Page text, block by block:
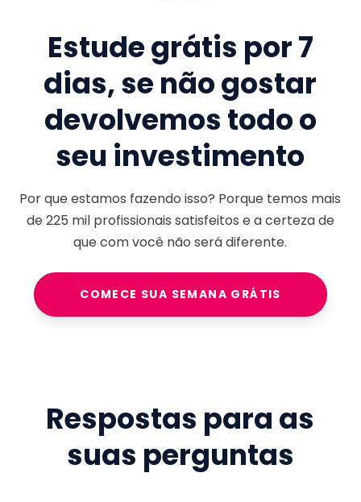
Estude grátis por 7
dias, se não gostar
devolvemos todo o
seu investimento
Por que estamos fazendo isso? Porque temos mais
de225 milprofissionais satisfeitos e a certeza de
que com você não será diferente.
COMECE SUA SEMANA GRÁTIS
Respostas para as
suas perguntas